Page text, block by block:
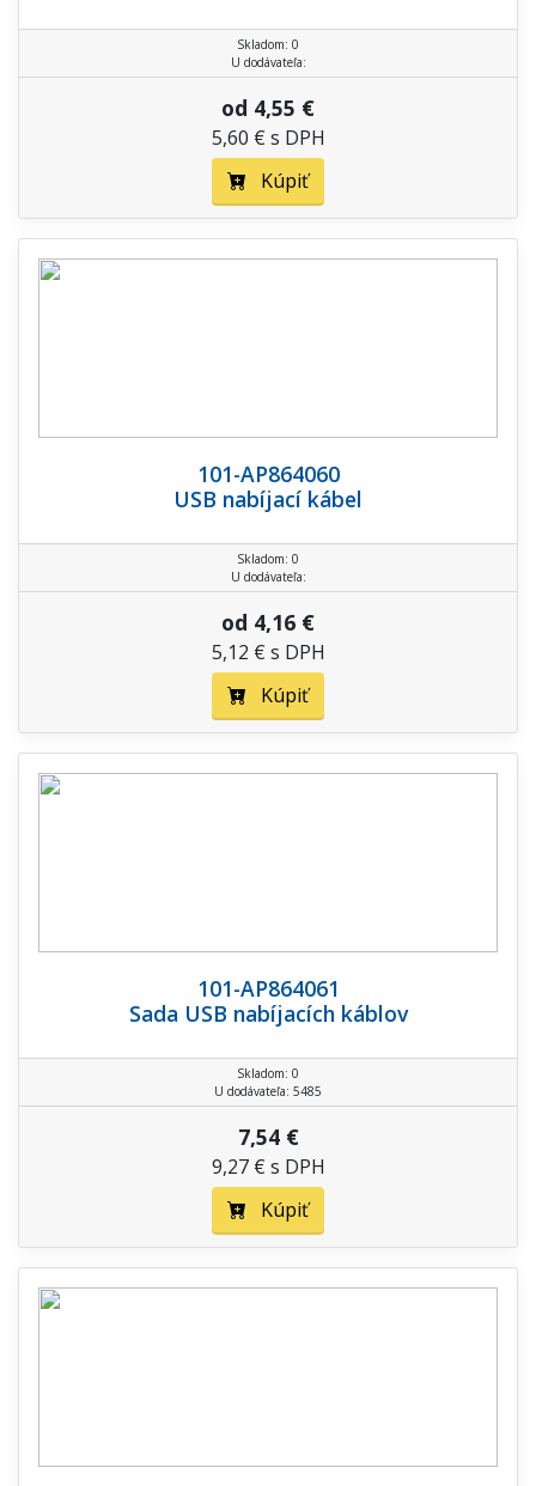
Skladom: 0
U dodávateľa:
od 4,55 €
5,60 € s DPH
Kúpiť
101-AP864060
USB nabíjací kábel
Skladom: 0
U dodávateľa:
od 4,16 €
5,12 € s DPH
Kúpiť
101-AP864061
Sada USB nabíjacích káblov
Skladom: 0
U dodávateľa: 5485
7,54 €
9,27 € s DPH
Kúpiť